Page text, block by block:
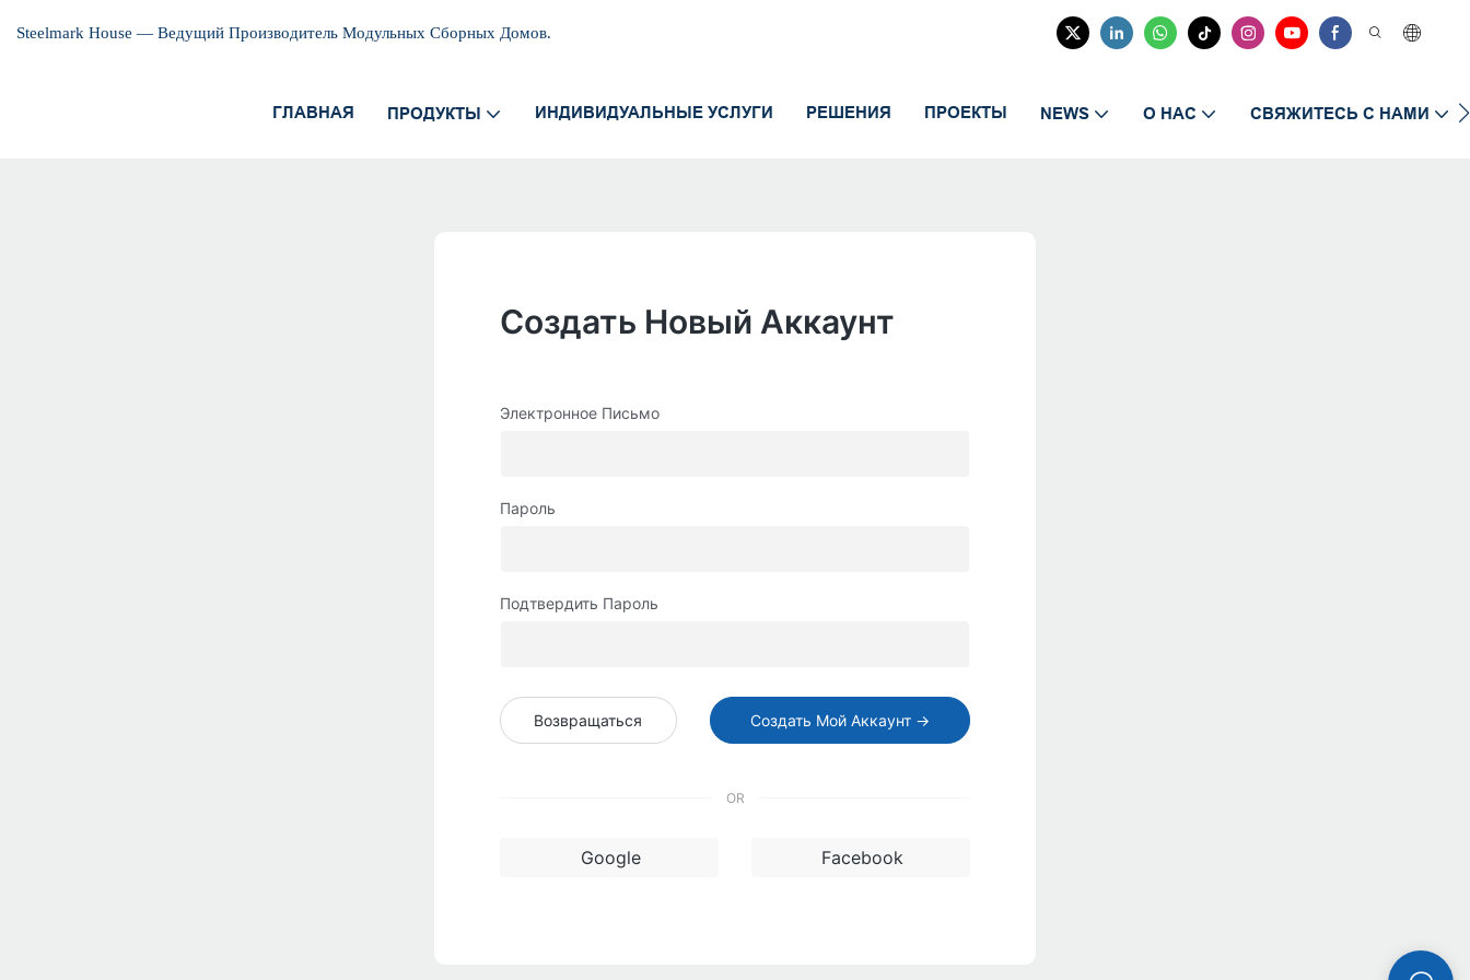
Steelmark House — Ведущий Производитель Модульных Сборных Домов.
ГЛАВНАЯ ПРОДУКТЫ ИНДИВИДУАЛЬНЫЕ УСЛУГИ РЕШЕНИЯ ПРОЕКТЫ NEWS О НАС СВЯЖИТЕСЬ С НАМИ
Создать Новый Аккаунт
Электронное Письмо
Пароль
Подтвердить Пароль
Возвращаться Создать Мой Аккаунт →
OR
Google Facebook